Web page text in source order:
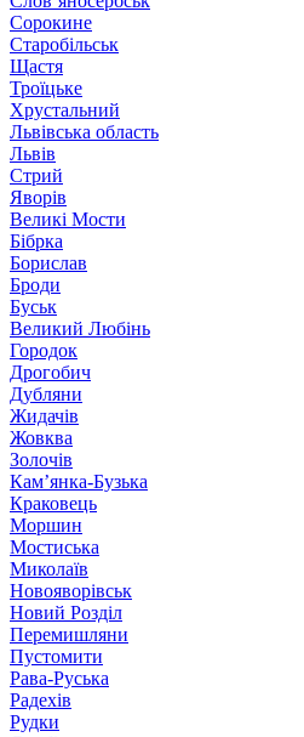
Сорокине
Старобільськ
Щастя
Троїцьке
Хрустальний
Львівська область
Львів
Стрий
Яворів
Великі Мости
Бібрка
Борислав
Броди
Буськ
Великий Любінь
Городок
Дрогобич
Дубляни
Жидачів
Жовква
Золочів
Кам’янка-Бузька
Краковець
Моршин
Мостиська
Миколаїв
Новояворівськ
Новий Розділ
Перемишляни
Пустомити
Рава-Руська
Радехів
Рудки